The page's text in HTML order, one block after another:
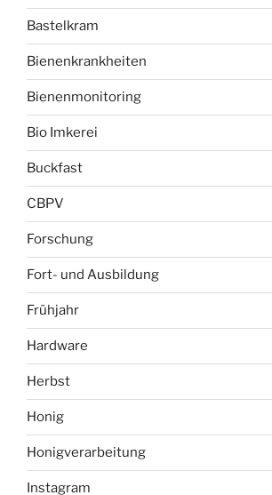
Bastelkram
Bienenkrankheiten
Bienenmonitoring
Bio Imkerei
Buckfast
CBPV
Forschung
Fort- und Ausbildung
Frühjahr
Hardware
Herbst
Honig
Honigverarbeitung
Instagram